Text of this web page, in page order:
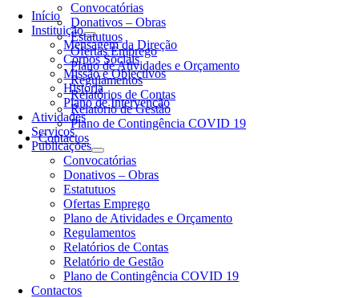
Convocatórias
Donativos – Obras
Estatutuos
Ofertas Emprego
Plano de Atividades e Orçamento
Regulamentos
Relatórios de Contas
Relatório de Gestão
Plano de Contingência COVID 19
Contactos
Início
Instituição
Mensagem da Direção
Corpos Sociais
Missão e Objectivos
História
Plano de Intervenção
Atividades
Serviços
Publicações
Convocatórias
Donativos – Obras
Estatutuos
Ofertas Emprego
Plano de Atividades e Orçamento
Regulamentos
Relatórios de Contas
Relatório de Gestão
Plano de Contingência COVID 19
Contactos